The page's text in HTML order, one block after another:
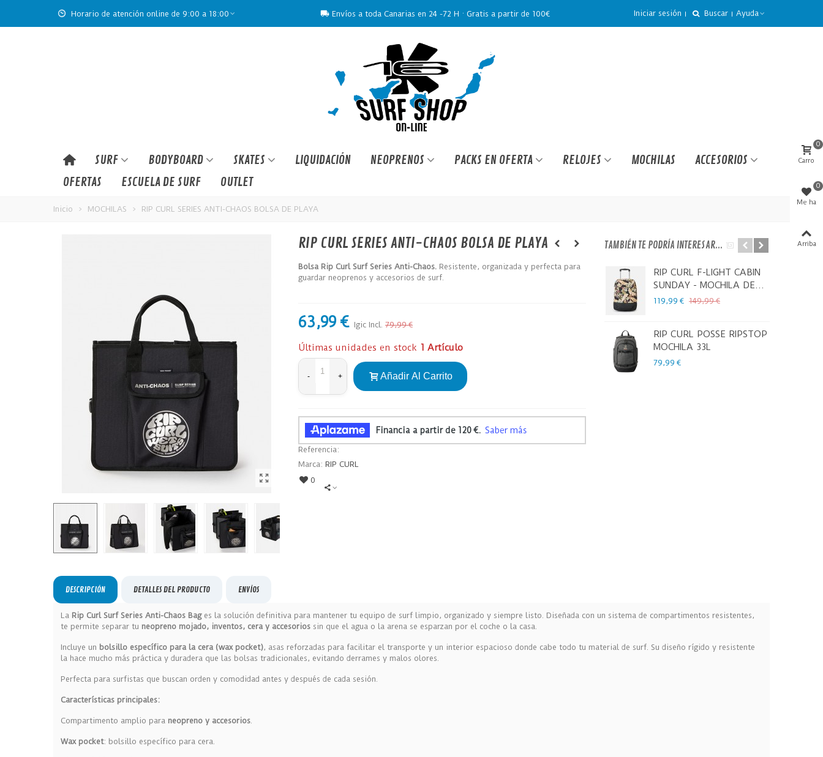
Horario de atención online de 9:00 a 18:00 Envíos a toda Canarias en 24 -72 H · Gratis a partir de 100€ Iniciar sesión Buscar Ayuda
SURF BODYBOARD SKATES LIQUIDACIÓN NEOPRENOS PACKS EN OFERTA RELOJES MOCHILAS
ACCESORIOS
OFERTAS
ESCUELA DE SURF OUTLET
Inicio > MOCHILAS > RIP CURL SERIES ANTI-CHAOS BOLSA DE PLAYA
RIP CURL SERIES ANTI-CHAOS BOLSA DE PLAYA
Bolsa Rip Curl Surf Series Anti-Chaos.Resistente, organizada y perfecta para
guardar neoprenos y accesorios de surf.
63,99 € Igic Incl. 79,99 €
Últimas unidades en stock 1 Artículo
- + Añadir Al Carrito
Referencia:
Marca: RIP CURL
0
TAMBIÉN TE PODRÍA INTERESAR...
RIP CURL F-LIGHT CABIN
SUNDAY - MOCHILA DE...
119,99 € 149,99 €
RIP CURL POSSE RIPSTOP
MOCHILA 33L
79,99 €
DESCRIPCIÓN DETALLES DEL PRODUCTO ENVÍOS
La Rip Curl Surf Series Anti-Chaos Bages la solución definitiva para mantener tu equipo de surf limpio, organizado y siempre listo. Diseñada con un sistema de compartimentos resistentes,
te permite separar tu neopreno mojado, inventos, cera y accesorios sin que el agua o la arena se esparzan por el coche o la casa.
Incluye un bolsillo específico para la cera (wax pocket), asas reforzadas para facilitar el transporte y un interior espacioso donde cabe todo tu material de surf. Su diseño rígido y resistente
la hace mucho más práctica y duradera que las bolsas tradicionales, evitando derrames y malos olores.
Perfecta para surfistas que buscan orden y comodidad antes y después de cada sesión.
Características principales:
Compartimento amplio para neopreno y accesorios.
Wax pocket: bolsillo específico para cera.
Carro
0
Me ha
0
Arriba